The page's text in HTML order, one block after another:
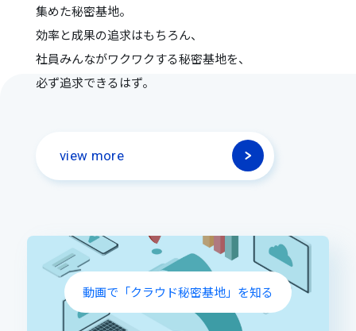
集めた秘密基地。
効率と成果の追求はもちろん、
社員みんながワクワクする秘密基地を、
必ず追求できるはず。
view more
動画で「クラウド秘密基地」を知る